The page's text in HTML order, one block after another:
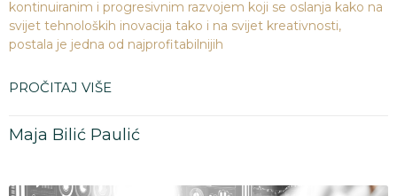
kontinuiranim i progresivnim razvojem koji se oslanja kako na
svijet tehnoloških inovacija tako i na svijet kreativnosti,
postala je jedna od najprofitabilnijih
PROČITAJ VIŠE
Maja Bilić Paulić